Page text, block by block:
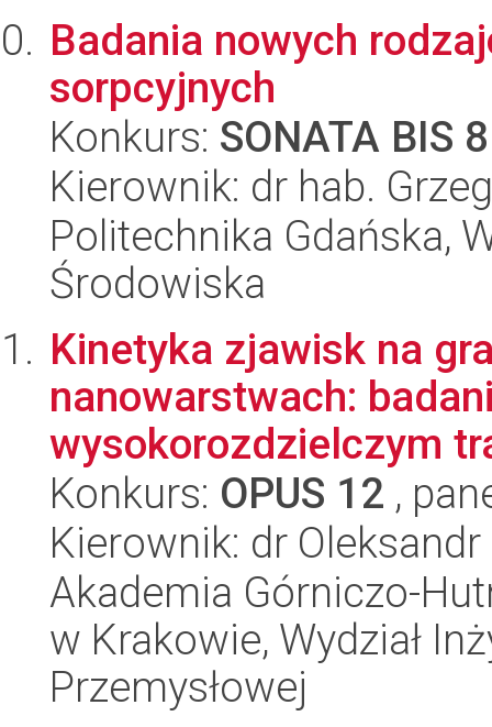
Badania nowych
sorpcyjnych
Konkurs: SONATA BIS 8
Kierownik: dr hab.
Politechnika Gdańska,
Środowiska
Kinetyka zjawisk na
nanowarstwach:
wysokorozdzielczym
Konkurs: OPUS 12 ,
Kierownik: dr
Akademia Górniczo-
w Krakowie, Wydział
Przemysłowej